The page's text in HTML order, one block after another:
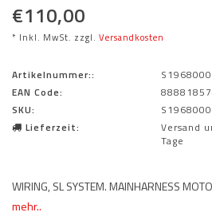
€110,00
* Inkl. MwSt. zzgl. Versandkosten
Artikelnummer::
EAN Code:
SKU:
Lieferzeit:
Versand
Tage
WIRING, SL SYSTEM. MAINHARNESS
mehr..